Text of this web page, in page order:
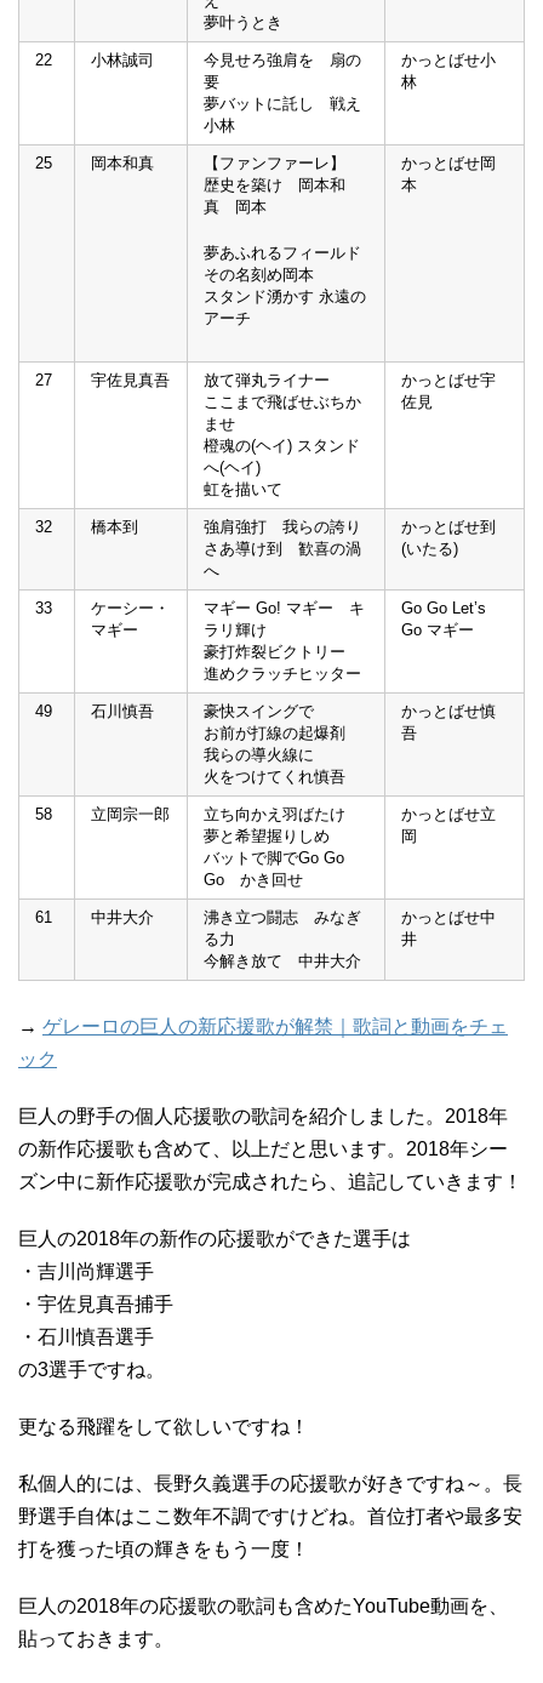
夢叶うとき
22 小林誠司
今見せろ強肩を 扇の
要
夢バットに託し 戦え
小林
かっとばせ小
林
25 岡本和真
【ファンファーレ】
歴史を築け 岡本和
真 岡本
夢あふれるフィールド
その名刻め岡本
スタンド湧かす 永遠の
アーチ
かっとばせ岡
本
27 宇佐見真吾
放て弾丸ライナー
ここまで飛ばせぶちか
ませ
橙魂の(ヘイ) スタンド
へ(ヘイ)
虹を描いて
かっとばせ宇
佐見
32 橋本到
強肩強打 我らの誇り
さあ導け到 歓喜の渦
へ
かっとばせ到
(いたる)
33
ケーシー・
マギー
マギー Go! マギー キ
ラリ輝け
豪打炸裂ビクトリー
進めクラッチヒッター
Go Go Let’s
Go マギー
49 石川慎吾
豪快スイングで
お前が打線の起爆剤
我らの導火線に
火をつけてくれ慎吾
かっとばせ慎
吾
58 立岡宗一郎
立ち向かえ羽ばたけ
夢と希望握りしめ
バットで脚でGo Go
Go かき回せ
かっとばせ立
岡
61 中井大介
沸き立つ闘志 みなぎ
る力
今解き放て 中井大介
かっとばせ中
井
→ ゲレーロの巨人の新応援歌が解禁｜歌詞と動画をチェ
ック
巨人の野手の個人応援歌の歌詞を紹介しました。2018年
の新作応援歌も含めて、以上だと思います。2018年シー
ズン中に新作応援歌が完成されたら、追記していきます！
巨人の2018年の新作の応援歌ができた選手は
・吉川尚輝選手
・宇佐見真吾捕手
・石川慎吾選手
の3選手ですね。
更なる飛躍をして欲しいですね！
私個人的には、長野久義選手の応援歌が好きですね～。長
野選手自体はここ数年不調ですけどね。首位打者や最多安
打を獲った頃の輝きをもう一度！
巨人の2018年の応援歌の歌詞も含めたYouTube動画を、
貼っておきます。